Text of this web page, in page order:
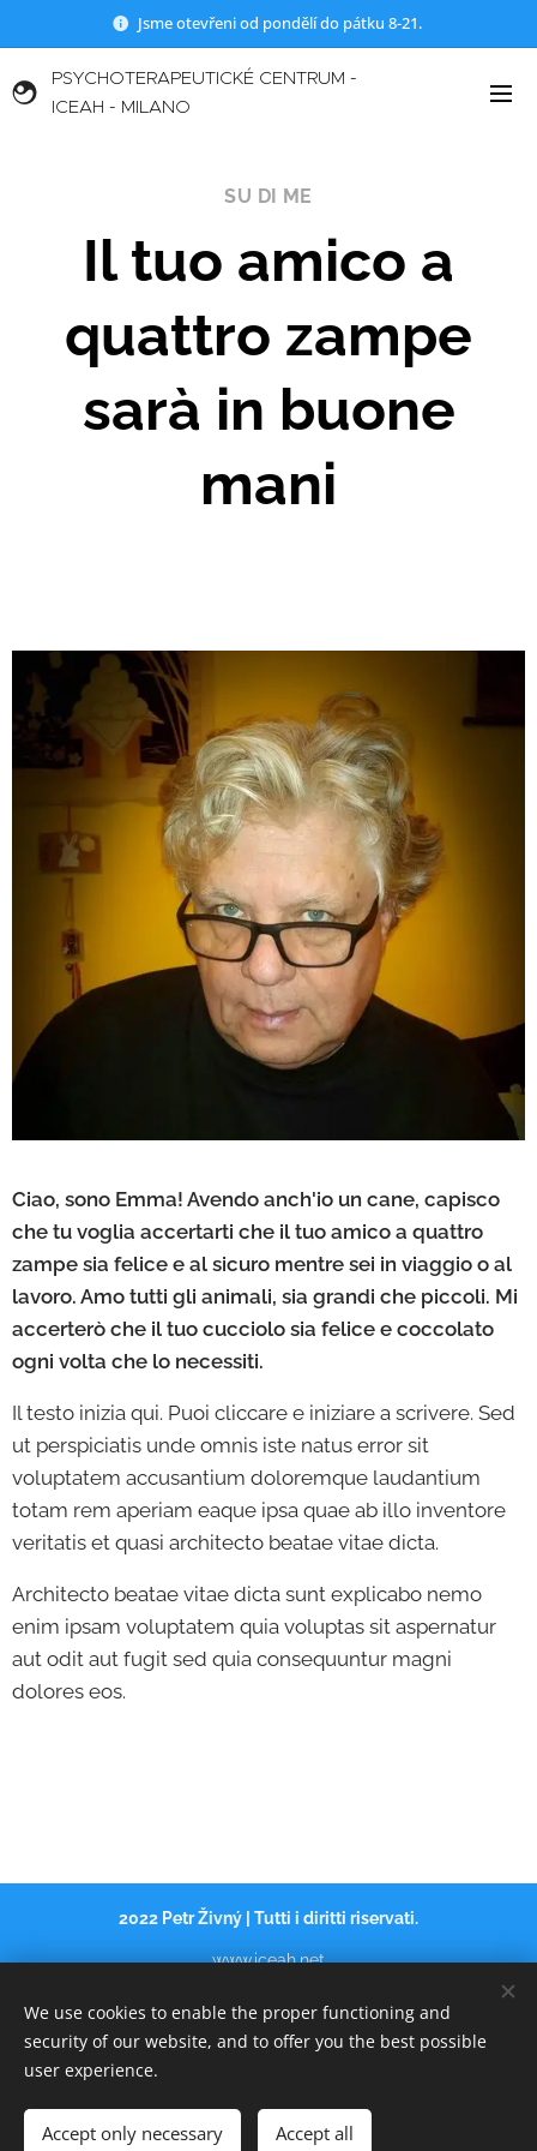
Jsme otevřeni od pondělí do pátku 8-21.
PSYCHOTERAPEUTICKÉ CENTRUM -
ICEAH - MILANO
SU DI ME
Il tuo amico a
quattro zampe
sarà in buone
mani
Ciao, sono Emma! Avendo anch'io un cane, capisco
che tu voglia accertarti che il tuo amico a quattro
zampe sia felice e al sicuro mentre sei in viaggio o al
lavoro. Amo tutti gli animali, sia grandi che piccoli. Mi
accerterò che il tuo cucciolo sia felice e coccolato
ogni volta che lo necessiti.
Il testo inizia qui. Puoi cliccare e iniziare a scrivere. Sed
ut perspiciatis unde omnis iste natus error sit
voluptatem accusantium doloremque laudantium
totam rem aperiam eaque ipsa quae ab illo inventore
veritatis et quasi architecto beatae vitae dicta.
Architecto beatae vitae dicta sunt explicabo nemo
enim ipsam voluptatem quia voluptas sit aspernatur
aut odit aut fugit sed quia consequuntur magni
dolores eos.
2022 Petr Živný | Tutti i diritti riservati.
www.iceah.net
ÚVOD Cookies
Français
We use cookies to enable the proper functioning and
security of our website, and to offer you the best possible
user experience.
Accept only necessary Accept all